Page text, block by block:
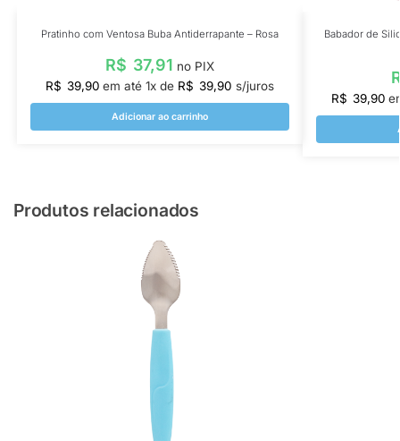
Pratinho com Ventosa Buba Antiderrapante – Rosa
R$ 37,91 no PIX
R$ 39,90 em até 1x de R$ 39,90 s/juros
Adicionar ao carrinho
Babador de
R$ 39,90
Produtos relacionados